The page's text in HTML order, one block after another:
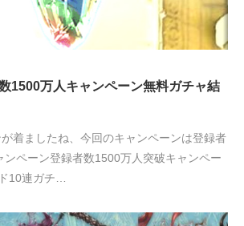
1500万人キャンペーン無料ガチャ結
着ましたね、今回のキャンペーンは登録者
ペーン登録者数1500万人突破キャンペー
10連ガチ…